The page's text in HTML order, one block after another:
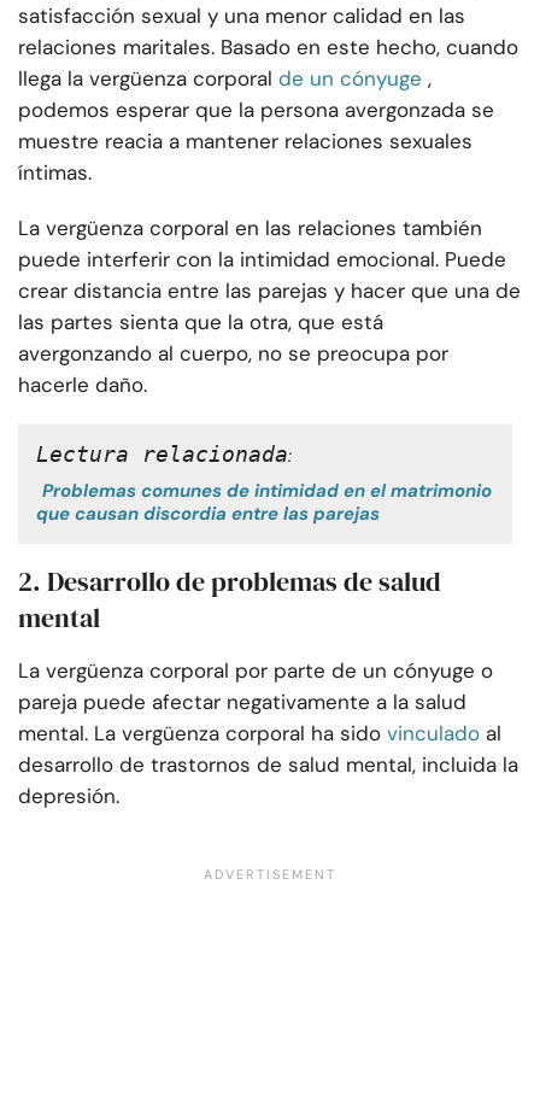
satisfacción sexual y una menor calidad en las
relaciones maritales. Basado en este hecho, cuando
llega la vergüenza corporal de un cónyuge ,
podemos esperar que la persona avergonzada se
muestre reacia a mantener relaciones sexuales
íntimas.
La vergüenza corporal en las relaciones también
puede interferir con la intimidad emocional. Puede
crear distancia entre las parejas y hacer que una de
las partes sienta que la otra, que está
avergonzando al cuerpo, no se preocupa por
hacerle daño.
Lectura relacionada:
Problemas comunes de intimidad en el matrimonio
que causan discordia entre las parejas
2. Desarrollo de problemas de salud
mental
La vergüenza corporal por parte de un cónyuge o
pareja puede afectar negativamente a la salud
mental. La vergüenza corporal ha sido vinculado al
desarrollo de trastornos de salud mental, incluida la
depresión.